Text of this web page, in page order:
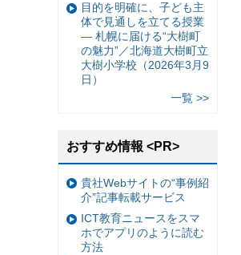
目的を明確に、子ども主
体で見通しを立てる授業
— 札幌に届ける“大樹町
の魅力”／北海道大樹町立
大樹小学校（2026年3月9
日）
一覧 >>
おすすめ情報 <PR>
貴社Webサイトの“事例紹
介”記事転載サービス
ICT教育ニュースをスマ
ホでアプリのように読む
方法